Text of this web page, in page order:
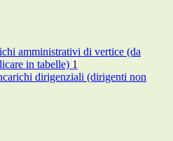
amministrativi di vertice (da
in tabelle) 1
dirigenziali (dirigenti non